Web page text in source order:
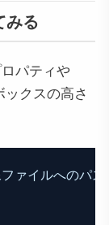
みる
パティや
クスの高さ
イルへのパ